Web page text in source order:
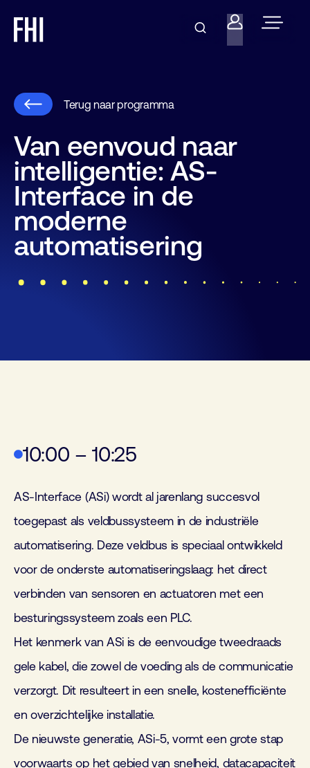
Terug naar programma
Van eenvoud naar
intelligentie: AS-
Interface in de
moderne
automatisering
10:00 – 10:25
AS-Interface (ASi) wordt al jarenlang succesvol
toegepast als veldbussysteem in de industriële
automatisering. Deze veldbus is speciaal ontwikkeld
voor de onderste automatiseringslaag: het direct
verbinden van sensoren en actuatoren met een
besturingssysteem zoals een PLC.
Het kenmerk van ASi is de eenvoudige tweedraads
gele kabel, die zowel de voeding als de communicatie
verzorgt. Dit resulteert in een snelle, kostenefficiënte
en overzichtelijke installatie.
De nieuwste generatie, ASi-5, vormt een grote stap
voorwaarts op het gebied van snelheid, datacapaciteit